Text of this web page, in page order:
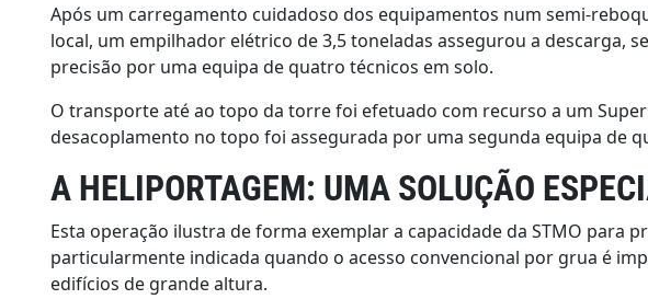
Após um carregamento cuidadoso dos equipamentos num semi-
local, um empilhador elétrico de 3,5 toneladas assegurou a descarga,
precisão por uma equipa de quatro técnicos em solo.
O transporte até ao topo da torre foi efetuado com recurso a um
desacoplamento no topo foi assegurada por uma segunda equipa de
A HELIPORTAGEM: UMA SOLUÇÃO
Esta operação ilustra de forma exemplar a capacidade da STMO
particularmente indicada quando o acesso convencional por grua é
edifícios de grande altura.